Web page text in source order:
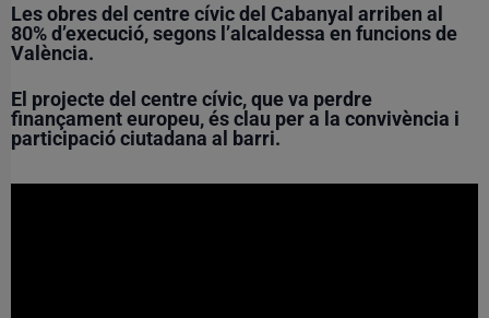
Les obres del centre cívic del Cabanyal arriben al
80% d’execució, segons l’alcaldessa en funcions de
València.
El projecte del centre cívic, que va perdre
finançament europeu, és clau per a la convivència i
participació ciutadana al barri.